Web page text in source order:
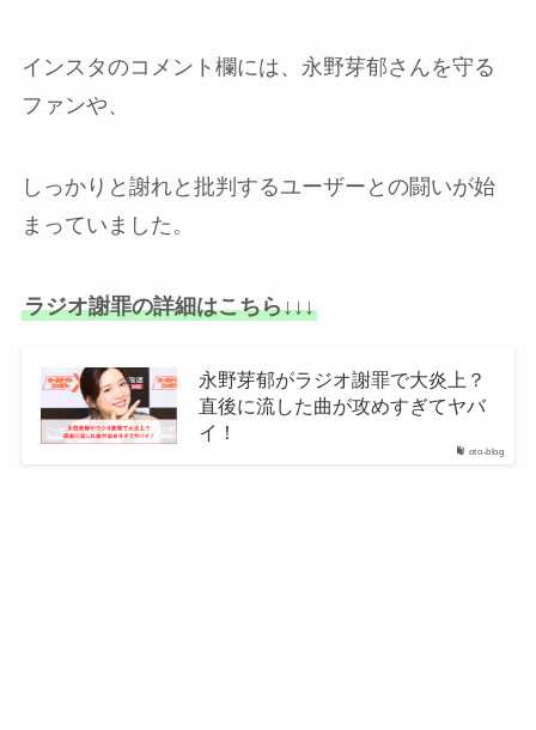
インスタのコメント欄には、永野芽郁さんを守る
ファンや、
しっかりと謝れと批判するユーザーとの闘いが始
まっていました。
ラジオ謝罪の詳細はこちら↓↓↓
oto-blog
永野芽郁がラジオ謝罪で大炎上？
直後に流した曲が攻めすぎてヤバ
イ！